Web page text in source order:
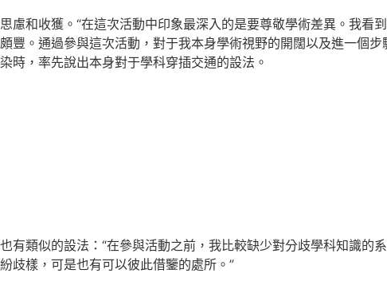
慮和收獲。“在這次活動中印象最深入的是要尊敬學術差異。我看
豐。通過參與這次活動，對于我本身學術視野的開闊以及進一個
時，率先說出本身對于學科穿插交通的設法。
有類似的設法：“在參與活動之前，我比較缺少對分歧學科知識的
歧樣，可是也有可以彼此借鑒的處所。”